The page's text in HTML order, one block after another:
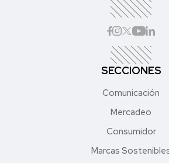
SECCIONES
Comunicación
Mercadeo
Consumidor
Marcas